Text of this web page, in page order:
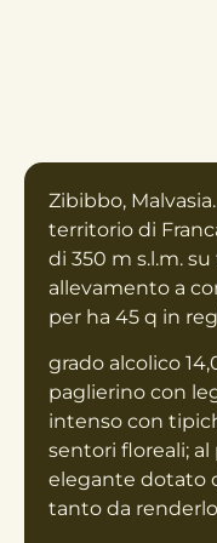
Zibibbo,
territorio di
di 350 m s.l.m.
allevamento a
per ha 45 q in
grado alcolico
paglierino con
intenso con
sentori floreali;
elegante dotato
tanto da